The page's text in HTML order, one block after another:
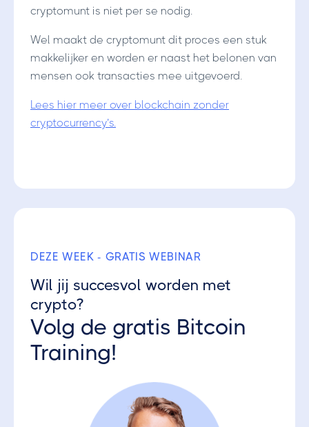
cryptomunt is niet per se nodig.
Wel maakt de cryptomunt dit proces een stuk
makkelijker en worden er naast het belonen van
mensen ook transacties mee uitgevoerd.
Lees hier meer over blockchain zonder
cryptocurrency’s.
DEZE WEEK - GRATIS WEBINAR
Wil jij succesvol worden met
crypto?
Volg de gratis Bitcoin
Training!